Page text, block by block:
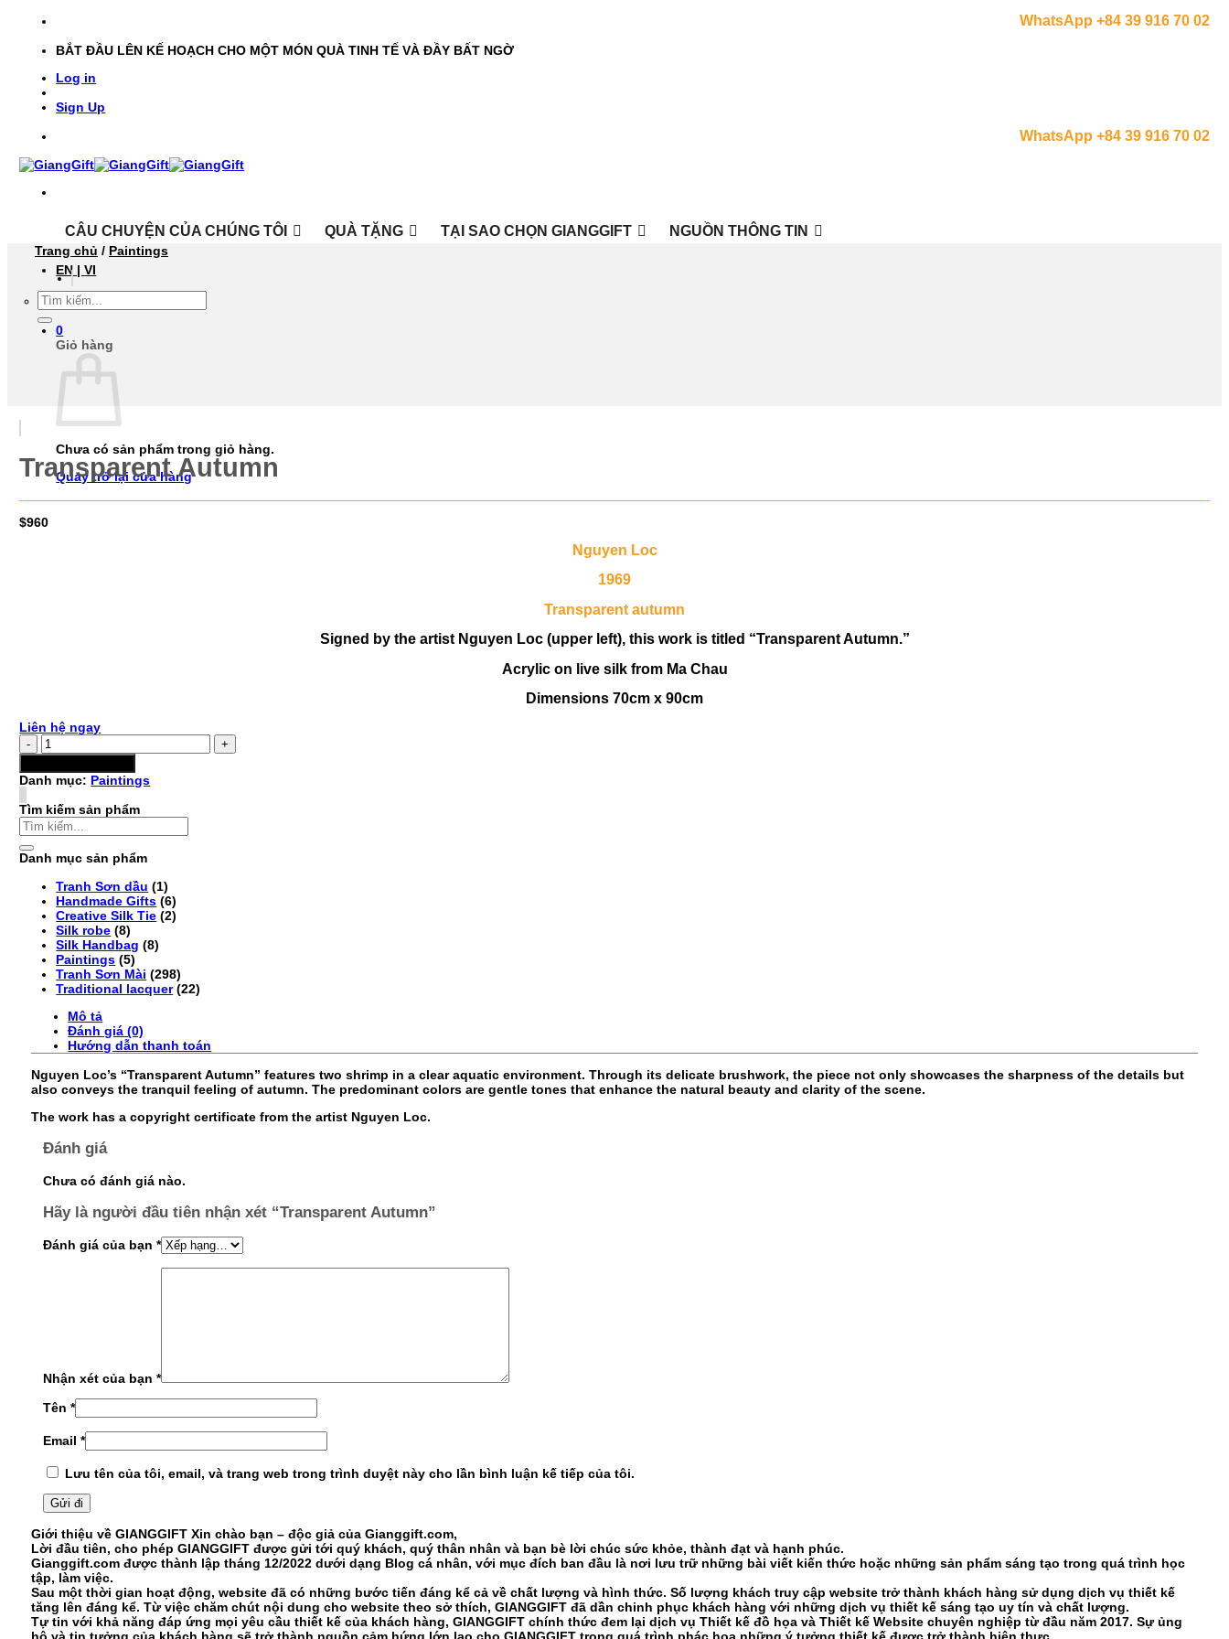
WhatsApp +84 39 916 70 02
BẮT ĐẦU LÊN KẾ HOẠCH CHO MỘT MÓN QUÀ TINH TẾ VÀ ĐẦY BẤT NGỜ
Log in
Sign Up
WhatsApp +84 39 916 70 02
CÂU CHUYỆN CỦA CHÚNG TÔI QUÀ TẶNG TẠI SAO CHỌN GIANGGIFT NGUỒN THÔNG TIN
EN |VI
TÌM
KIẾM:
0
Giỏ hàng
Chưa có sản phẩm trong giỏ hàng.
Quay trở lại cửa hàng
Trang chủ / Paintings
Transparent Autumn
$960
Nguyen Loc
1969
Transparent autumn
Signed by the artist Nguyen Loc (upper left), this work is titled “Transparent Autumn.”
Acrylic on live silk from Ma Chau
Dimensions 70cm x 90cm
Liên hệ ngay
Transparent
Autumn
số
lượng
Danh mục: Paintings
Tìm kiếm sản phẩm
Tìm
kiếm:
Danh mục sản phẩm
Tranh Sơn dầu (1)
Handmade Gifts (6)
Creative Silk Tie (2)
Silk robe (8)
Silk Handbag (8)
Paintings (5)
Tranh Sơn Mài (298)
Traditional lacquer (22)
Mô tả
Đánh giá (0)
Hướng dẫn thanh toán
Nguyen Loc’s “Transparent Autumn” features two shrimp in a clear aquatic environment. Through its delicate brushwork, the piece not only showcases the sharpness of the details but
also conveys the tranquil feeling of autumn. The predominant colors are gentle tones that enhance the natural beauty and clarity of the scene.
The work has a copyright certificate from the artist Nguyen Loc.
Đánh giá
Chưa có đánh giá nào.
Hãy là người đầu tiên nhận xét “Transparent Autumn”
Đánh giá của bạn*
Nhận xét của bạn*
Tên*
Email*
Lưu tên của tôi, email, và trang web trong trình duyệt này cho lần bình luận kế tiếp của tôi.
Giới thiệu về GIANGGIFT Xin chào bạn – độc giả của Gianggift.com,
Lời đầu tiên, cho phép GIANGGIFT được gửi tới quý khách, quý thân nhân và bạn bè lời chúc sức khỏe, thành đạt và hạnh phúc.
Gianggift.com được thành lập tháng 12/2022 dưới dạng Blog cá nhân, với mục đích ban đầu là nơi lưu trữ những bài viết kiến thức hoặc những sản phẩm sáng tạo trong quá trình học
tập, làm việc.
Sau một thời gian hoạt động, website đã có những bước tiến đáng kể cả về chất lượng và hình thức. Số lượng khách truy cập website trở thành khách hàng sử dụng dịch vụ thiết kế
tăng lên đáng kể. Từ việc chăm chút nội dung cho website theo sở thích, GIANGGIFT đã dần chinh phục khách hàng với những dịch vụ thiết kế sáng tạo uy tín và chất lượng.
Tự tin với khả năng đáp ứng mọi yêu cầu thiết kế của khách hàng, GIANGGIFT chính thức đem lại dịch vụ Thiết kế đồ họa và Thiết kế Website chuyên nghiệp từ đầu năm 2017. Sự ủng
hộ và tin tưởng của khách hàng sẽ trở thành nguồn cảm hứng lớn lao cho GIANGGIFT trong quá trình phác họa những ý tưởng thiết kế được trở thành hiện thực.